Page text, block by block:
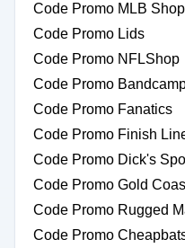
Code Promo MLB Shop
Code Promo Lids
Code Promo NFLShop
Code Promo
Code Promo Fanatics
Code Promo Finish
Code Promo Dick's
Code Promo Gold
Code Promo Rugged
Code Promo